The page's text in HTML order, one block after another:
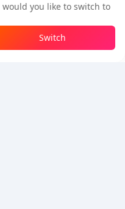
USD)
Isi Ulang
you like to switch to
Switch